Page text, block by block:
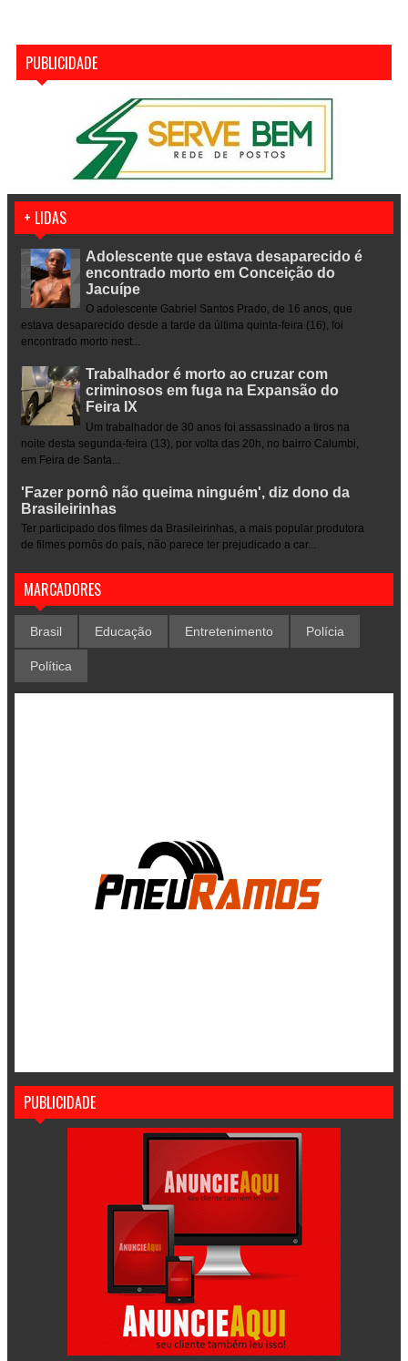
PUBLICIDADE
+ LIDAS
Adolescente que estava desaparecido é
encontrado morto em Conceição do
Jacuípe
O adolescente Gabriel Santos Prado, de 16 anos, que
estava desaparecido desde a tarde da última quinta-feira (16), foi
encontrado morto nest...
Trabalhador é morto ao cruzar com
criminosos em fuga na Expansão do
Feira IX
Um trabalhador de 30 anos foi assassinado a tiros na
noite desta segunda-feira (13), por volta das 20h, no bairro Calumbi,
em Feira de Santa...
'Fazer pornô não queima ninguém', diz dono da
Brasileirinhas
Ter participado dos filmes da Brasileirinhas, a mais popular produtora
de filmes pornôs do país, não parece ter prejudicado a car...
MARCADORES
Brasil Educação Entretenimento Polícia
Política
PUBLICIDADE